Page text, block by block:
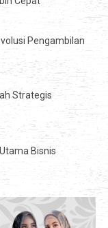
Pengambilan
Strategis
Bisnis